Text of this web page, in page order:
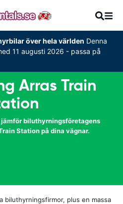
över hela världen Denna
11 augusti 2026 - passa på
Arras Train
jämför biluthyrningsföretagens
Station på dina vägnar.
biluthyrningsfirmor, plus en massa